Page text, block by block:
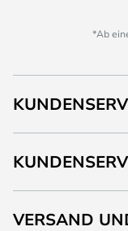
*Ab
VERSAND